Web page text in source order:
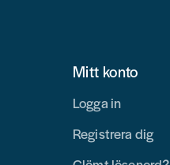
Mitt konto
Logga in
Registrera dig